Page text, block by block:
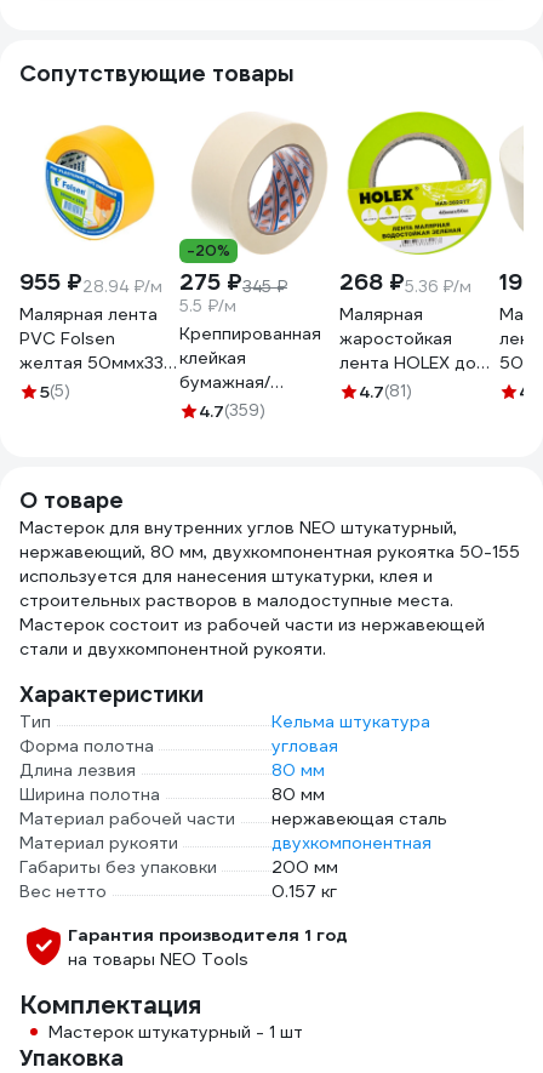
Сопутствующие товары
955 ₽28.94 ₽/м
Малярная лента
PVC Folsen
желтая 50ммx33м
0243350
5(5)
-20%
275 ₽345 ₽
5.5 ₽/м
Креппированная
клейкая
бумажная/
малярная лента
4.7(359)
268 ₽5.36 ₽/м
Малярная
жаростойкая
лента HOLEX до
100С, зеленая,
4.7(81)
50
4.5
О товаре
Мастерок для внутренних углов NEO штукатурный,
нержавеющий, 80 мм, двухкомпонентная рукоятка 50-155
используется для нанесения штукатурки, клея и
строительных растворов в малодоступные места.
Мастерок состоит из рабочей части из нержавеющей
стали и двухкомпонентной рукояти.
Характеристики
Тип
Кельма штукатура
Форма полотна
угловая
Длина лезвия
80 мм
Ширина полотна
80 мм
Материал рабочей части
нержавеющая сталь
Материал рукояти
двухкомпонентная
Габариты без упаковки
200 мм
Вес нетто
0.157 кг
Гарантия производителя 1 год
на товары NEO Tools
Комплектация
Мастерок штукатурный - 1 шт
Упаковка